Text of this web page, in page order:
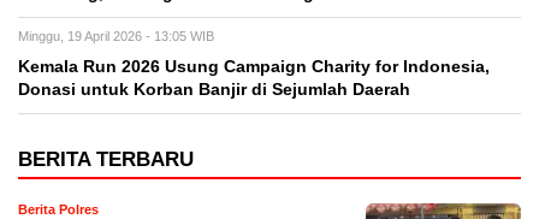
Minggu, 19 April 2026 - 13:05 WIB
Kemala Run 2026 Usung Campaign Charity for Indonesia,
Donasi untuk Korban Banjir di Sejumlah Daerah
BERITA TERBARU
Berita Polres